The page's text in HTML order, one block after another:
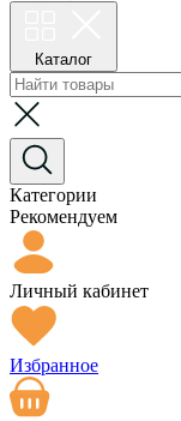
Каталог
Категории
Рекомендуем
Личный кабинет
Избранное